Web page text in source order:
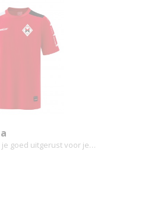
je goed uitgerust voor je…